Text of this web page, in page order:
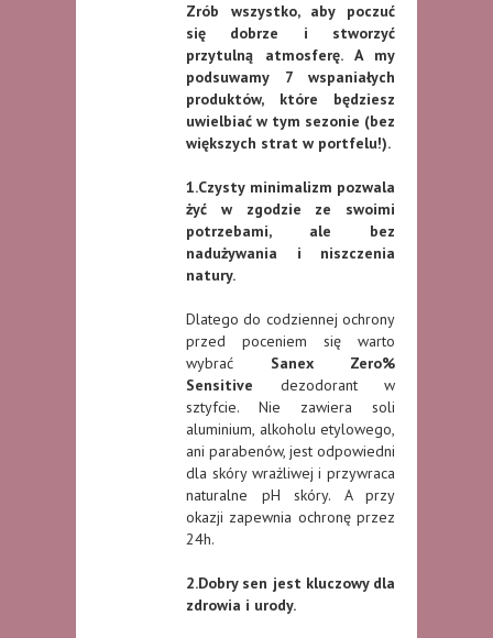
Zrób wszystko, aby poczuć
się dobrze i stworzyć
przytulną atmosferę. A my
podsuwamy 7 wspaniałych
produktów, które będziesz
uwielbiać w tym sezonie (bez
większych strat w portfelu!).
1.Czysty minimalizm pozwala
żyć w zgodzie ze swoimi
potrzebami, ale bez
nadużywania i niszczenia
natury.
Dlatego do codziennej ochrony
przed poceniem się warto
wybrać Sanex Zero%
Sensitive dezodorant w
sztyfcie. Nie zawiera soli
aluminium, alkoholu etylowego,
ani parabenów, jest odpowiedni
dla skóry wrażliwej i przywraca
naturalne pH skóry. A przy
okazji zapewnia ochronę przez
24h.
2.Dobry sen jest kluczowy dla
zdrowia i urody.